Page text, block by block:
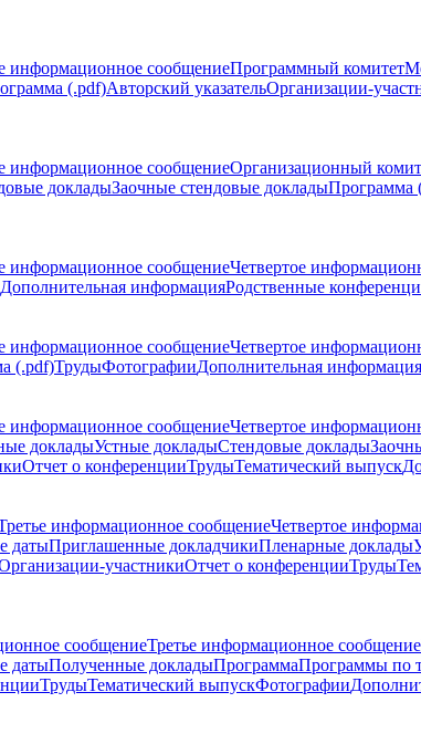
информационное сообщениеПрограммный комитет
(.pdf)Авторский указательОрганизации-
информационное сообщениеОрганизационный
докладыЗаочные стендовые докладыПрограмма
информационное сообщениеЧетвертое
Дополнительная информацияРодственные
информационное сообщениеЧетвертое
(.pdf)ТрудыФотографииДополнительная информация
информационное сообщениеЧетвертое
докладыУстные докладыСтендовые доклады
Отчет о конференцииТрудыТематический выпуск
информационное сообщениеЧетвертое
датыПриглашенные докладчикиПленарные доклады
участникиОтчет о конференцииТруды
сообщениеТретье информационное сообщение
датыПолученные докладыПрограммаПрограммы по
ТрудыТематический выпускФотографии